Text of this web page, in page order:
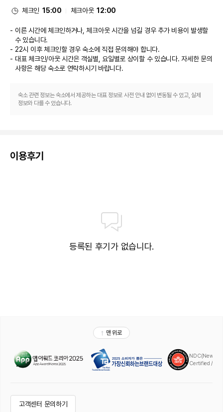
는 여유롭게 음료를 마시며 하루를 마무리하실 수 있어요. 아침 식사(뷔페)를
비즈니스, 기타 편의시설
대표적인 편의 시설과 서비스로는 무료 유선 인터넷, 비즈니스 센터, 리무진/
타운카 서비스 등이 있습니다. 싱가포르에서의 행사를 계획하시나요? 이 호텔
에는 컨퍼런스 공간 및 13 개 회의실 등으로 구성된 3933 제곱미터 크기의 공
간이 마련되어 있습니다. 시설 내에서 무료 셀프 주차 이용이 가능합니다.
체크인 15:00 체크아웃 12:00
이른 시간에 체크인하거나, 체크아웃 시간을 넘길 경우 추가 비용이 발생할
수 있습니다.
22시 이후 체크인할 경우 숙소에 직접 문의해야 합니다.
대표 체크인/아웃 시간은 객실별, 요일별로 상이할 수 있습니다. 자세한 문의
사항은 해당 숙소로 연락하시기 바랍니다.
숙소 관련 정보는 숙소에서 제공하는 대표 정보로 사전 안내 없이 변동될 수 있고, 실제
정보와 다를 수 있습니다.
이용후기
등록된 후기가 없습니다.